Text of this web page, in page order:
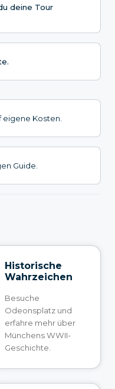
deine Tour
Kosten.
Guide.
Historische
Wahrzeichen
Besuche
Odeonsplatz und
erfahre mehr über
Münchens WWII-
Geschichte.